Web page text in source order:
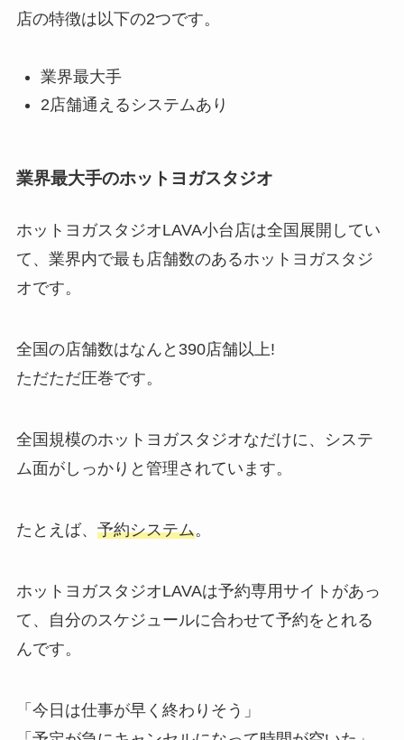
店の特徴は以下の2つです。
業界最大手
2店舗通えるシステムあり
業界最大手のホットヨガスタジオ
ホットヨガスタジオLAVA小台店は全国展開してい
て、業界内で最も店舗数のあるホットヨガスタジ
オです。
全国の店舗数はなんと 390店舗以上!
ただただ圧巻です。
全国規模のホットヨガスタジオなだけに、システ
ム面がしっかりと管理されています。
たとえば、 予約システム。
ホットヨガスタジオLAVAは予約専用サイトがあっ
て、自分のスケジュールに合わせて予約をとれる
んです。
「今日は仕事が早く終わりそう」